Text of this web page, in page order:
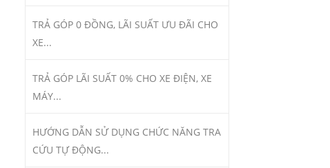
TRẢ GÓP 0 ĐỒNG, LÃI SUẤT ƯU ĐÃI CHO
XE...
TRẢ GÓP LÃI SUẤT 0% CHO XE ĐIỆN, XE
MÁY...
HƯỚNG DẪN SỬ DỤNG CHỨC NĂNG TRA
CỨU TỰ ĐỘNG...